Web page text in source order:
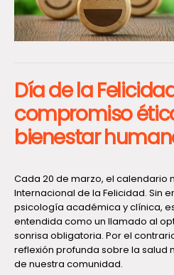
Día de la
compromiso
bienestar
Cada 20 de marzo, el calendario
Internacional de la Felicidad. Sin
psicología académica y clínica,
entendida como un llamado al
sonrisa obligatoria. Por el
reflexión profunda sobre la salud
de nuestra comunidad.